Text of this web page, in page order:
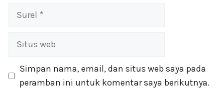
Surel
Situs
Simpan nama, email, dan situs web saya pada
peramban ini untuk komentar saya berikutnya.